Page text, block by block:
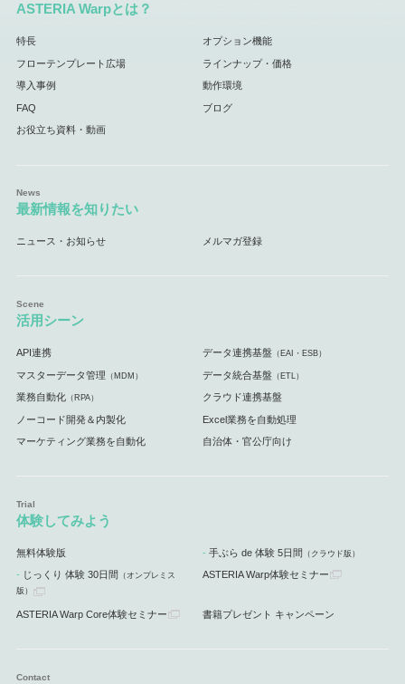
ASTERIA Warpとは？
特長 オプション機能
フローテンプレート広場 ラインナップ・価格
導入事例 動作環境
FAQ ブログ
お役立ち資料・動画
最新情報を知りたい
ニュース・お知らせ メルマガ登録
活用シーン
API連携 データ連携基盤 （EAI・ESB）
マスターデータ管理 （MDM） データ統合基盤 （ETL）
業務自動化（RPA） クラウド連携基盤
ノーコード開発＆内製化 Excel業務を自動処理
マーケティング業務を自動化 自治体・官公庁向け
体験してみよう
無料体験版 手ぶら de 体験 5日間 （クラウド版）
じっくり 体験 30日間 （オンプレミス
版）
ASTERIA Warp体験セミナー
ASTERIA Warp Core体験セミナー 書籍プレゼント キャンペーン